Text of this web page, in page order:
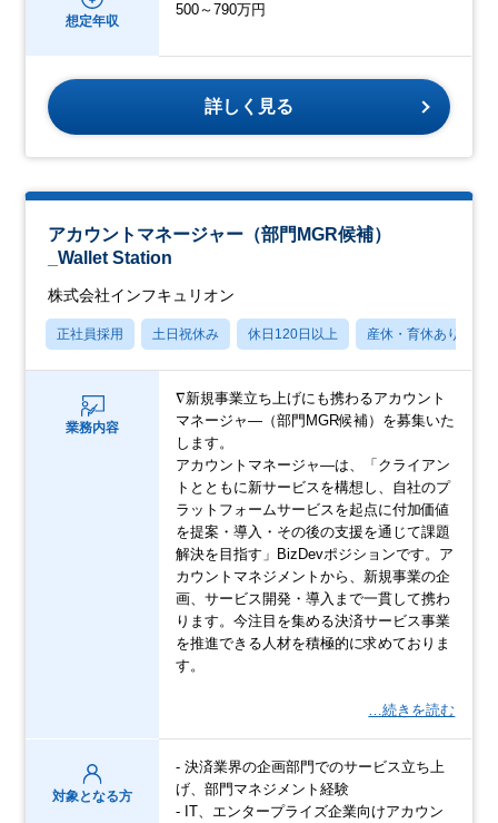
想定年収
500～790万円
詳しく見る
アカウントマネージャー（部門MGR候補）
_Wallet Station
株式会社インフキュリオン
正社員採用 土日祝休み 休日120日以上 産休・育休あり
業務内容
∇新規事業立ち上げにも携わるアカウント
マネージャ―（部門MGR候補）を募集いた
します。
アカウントマネージャ―は、「クライアン
トとともに新サービスを構想し、自社のプ
ラットフォームサービスを起点に付加価値
を提案・導入・その後の支援を通じて課題
解決を目指す」BizDevポジションです。ア
カウントマネジメントから、新規事業の企
画、サービス開発・導入まで一貫して携わ
ります。今注目を集める決済サービス事業
を推進できる人材を積極的に求めておりま
す。
…続きを読む
対象となる方
- 決済業界の企画部門でのサービス立ち上
げ、部門マネジメント経験
- IT、エンタープライズ企業向けアカウン